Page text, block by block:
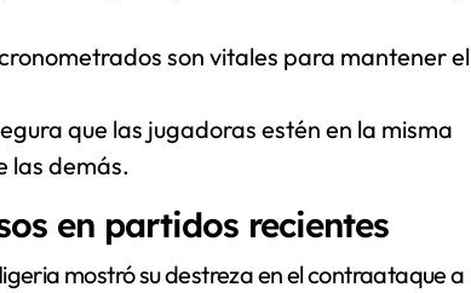
son vitales para mantener el
que las jugadoras estén en la misma
las demás.
en partidos recientes
mostró su destreza en el contraataque a